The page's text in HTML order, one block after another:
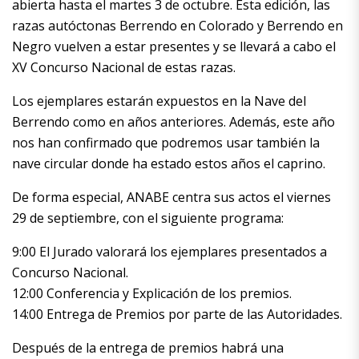
abierta hasta el martes 3 de octubre. Esta edición, las
razas autóctonas Berrendo en Colorado y Berrendo en
Negro vuelven a estar presentes y se llevará a cabo el
XV Concurso Nacional de estas razas.
Los ejemplares estarán expuestos en la Nave del
Berrendo como en años anteriores. Además, este año
nos han confirmado que podremos usar también la
nave circular donde ha estado estos años el caprino.
De forma especial, ANABE centra sus actos el viernes
29 de septiembre, con el siguiente programa:
9:00 El Jurado valorará los ejemplares presentados a
Concurso Nacional.
12:00 Conferencia y Explicación de los premios.
14:00 Entrega de Premios por parte de las Autoridades.
Después de la entrega de premios habrá una